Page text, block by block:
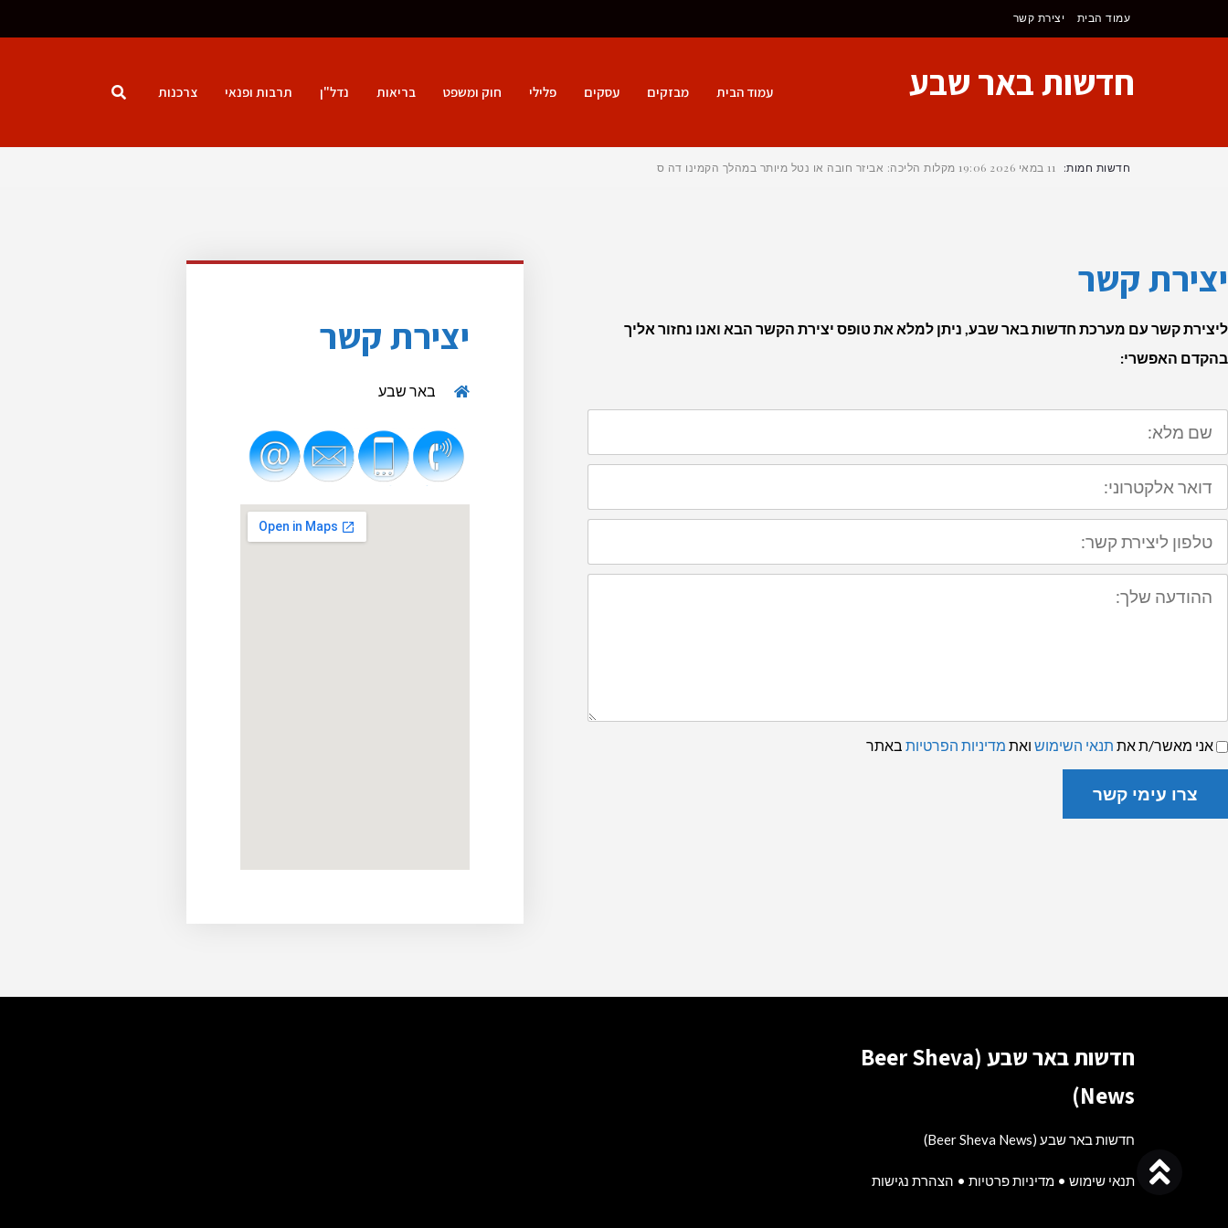
עמוד הבית יצירת קשר
חדשות באר שבע עמוד הבית מבזקים עסקים פלילי חוק ומשפט בריאות נדל"ן תרבות ופנאי צרכנות
חדשות חמות: 11 במאי 2026 19:06 מקלות הליכה: אביזר חובה או נטל מיותר במהלך הקמינו דה סנטי
יצירת קשר
ליצירת קשר עם מערכת חדשות באר שבע, ניתן למלא את טופס יצירת הקשר הבא ואנו נחזור אליך
בהקדם האפשרי:
שם
מלא:
דואר
אלקטרוני:
טלפון
ליצירת
קשר:
ההודעה
שלך:
תנאי
שימוש
ומדיניות
אני מאשר/ת את תנאי השימוש ואת מדיניות הפרטיות באתר
צרו עימי קשר
יצירת קשר​
באר שבע
חדשות באר שבע (Beer Sheva
News)
חדשות באר שבע (Beer Sheva News)
תנאי שימוש • מדיניות פרטיות • הצהרת נגישות
גלילה